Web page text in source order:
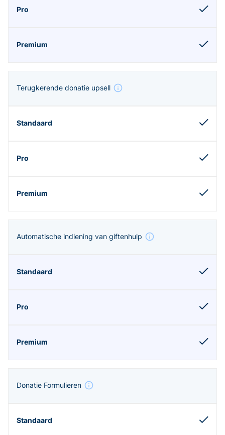
Terugkerende donatie upsell
Automatische indiening van giftenhulp
Donatie Formulieren